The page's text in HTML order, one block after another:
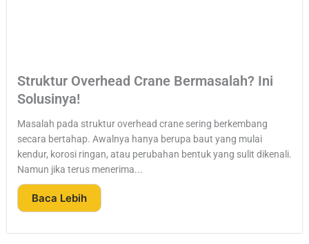
Struktur Overhead Crane Bermasalah? Ini
Solusinya!
Masalah pada struktur overhead crane sering berkembang
secara bertahap. Awalnya hanya berupa baut yang mulai
kendur, korosi ringan, atau perubahan bentuk yang sulit dikenali.
Namun jika terus menerima...
Baca Lebih